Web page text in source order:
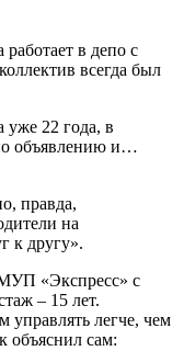
в депо с
всегда был
уже 22 года, в
объявлению и…
правда,
на
к другу».
«Экспресс» с
– 15 лет.
управлять легче, чем
объяснил сам: